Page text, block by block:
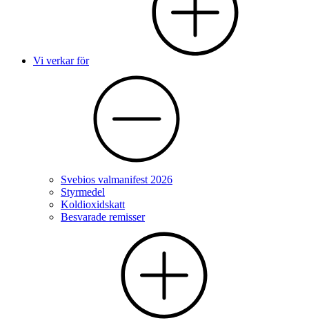
Vi verkar för
Svebios valmanifest 2026
Styrmedel
Koldioxidskatt
Besvarade remisser